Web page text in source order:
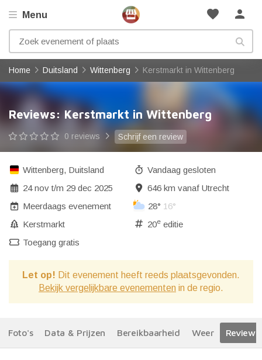
favorite person
Menu
Home Duitsland Wittenberg Kerstmarkt in Wittenberg
Reviews: Kerstmarkt in Wittenberg
0 reviews Schrijf een review
Wittenberg, Duitsland
24 novt/m 29 dec 2025
Meerdaags evenement
Kerstmarkt
Toegang gratis
Vandaag gesloten
646 km vanaf Utrecht
28° 16°
20eeditie
Let op! Dit evenement heeft reeds plaatsgevonden.
Bekijk vergelijkbare evenementen in de regio.
Foto's Data & Prijzen Bereikbaarheid Weer Reviews